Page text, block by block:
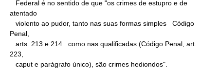
atentado
Penal,
223,